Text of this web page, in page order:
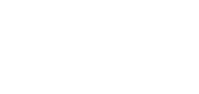
projet à notre service